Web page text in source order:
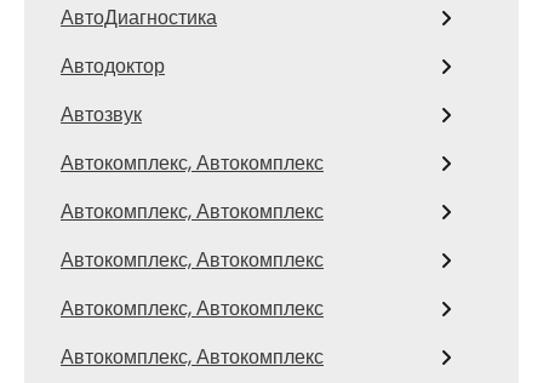
АвтоДиагностика
Автодоктор
Автозвук
Автокомплекс, Автокомплекс
Автокомплекс, Автокомплекс
Автокомплекс, Автокомплекс
Автокомплекс, Автокомплекс
Автокомплекс, Автокомплекс